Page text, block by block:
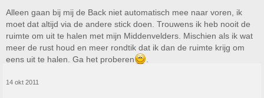
Alleen gaan bij mij de Back niet automatisch mee naar voren, ik
moet dat altijd via de andere stick doen. Trouwens ik heb nooit de
ruimte om uit te halen met mijn Middenvelders. Mischien als ik wat
meer de rust houd en meer rondtik dat ik dan de ruimte krijg om
eens uit te halen. Ga het proberen
14 okt 2011